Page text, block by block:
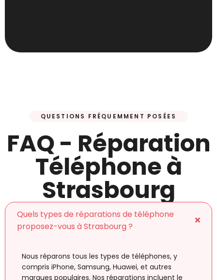
QUESTIONS FRÉQUEMMENT POSÉES
FAQ - Réparation
Téléphone à
Strasbourg
Quels types de réparations de téléphone
proposez-vous à Strasbourg ?
Nous réparons tous les types de téléphones, y
compris iPhone, Samsung, Huawei, et autres
marques populaires. Nos réparations incluent le